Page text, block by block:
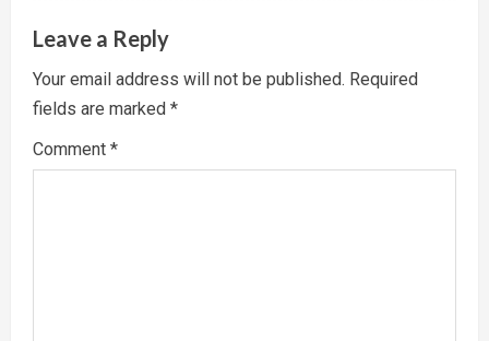
Leave a Reply
Your email address will not be published. Required
fields are marked *
Comment *